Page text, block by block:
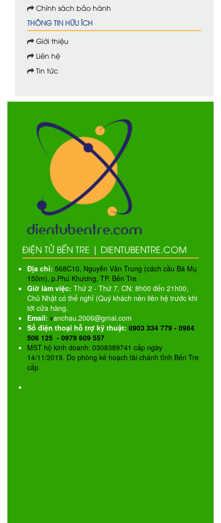
Chính sách bảo hành
THÔNG TIN HỮU ÍCH
Giới thiệu
Liên hệ
Tin tức
ĐIỆN TỬ BẾN TRE | DIENTUBENTRE.COM
Địa chỉ: 568C10, Nguyễn Văn Trung (cách cầu Bà Mụ
150m), p.Phú Khương, TP. Bến Tre
Giờ làm việc: Thứ 2 - Thứ 7, CN: 8h00 đến 21h00,
Chủ Nhật có thể nghỉ (Quý khách nên liên hệ trước khi
tới cửa hàng.
Email: vanchau.2006@gmai.com
Số điện thoại hỗ trợ kỹ thuật: 0903 334 779 - 0984
506 125 - 0979 609 557
MST hộ kinh doanh: 0308389741 cấp ngày
14/11/2019. Do phòng kế hoạch tài chánh tỉnh Bến Tre
cấp